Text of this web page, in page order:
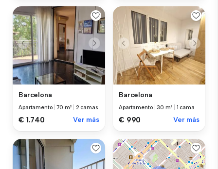
Barcelona
Apartamento |70 m² 2 camas
€ 1.740 Ver más
Barcelona
Apartamento |30 m² 1 cama
€ 990 Ver más